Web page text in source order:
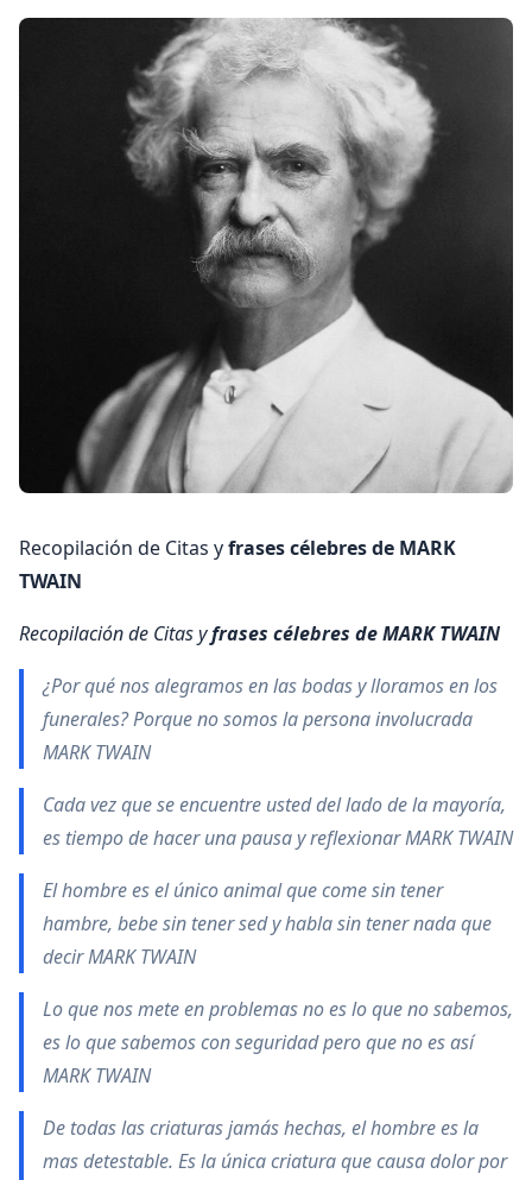
Recopilación de Citas yfrases célebres de MARK
TWAIN
Recopilación de Citas yfrases célebres de MARK TWAIN
¿Por qué nos alegramos en las bodas y lloramos en los
funerales? Porque no somos la persona involucrada
MARK TWAIN
Cada vez que se encuentre usted del lado de la mayoría,
es tiempo de hacer una pausa y reflexionar MARK TWAIN
El hombre es el único animal que come sin tener
hambre, bebe sin tener sed y habla sin tener nada que
decir MARK TWAIN
Lo que nos mete en problemas no es lo que no sabemos,
es lo que sabemos con seguridad pero que no es así
MARK TWAIN
De todas las criaturas jamás hechas, el hombre es la
mas detestable. Es la única criatura que causa dolor por